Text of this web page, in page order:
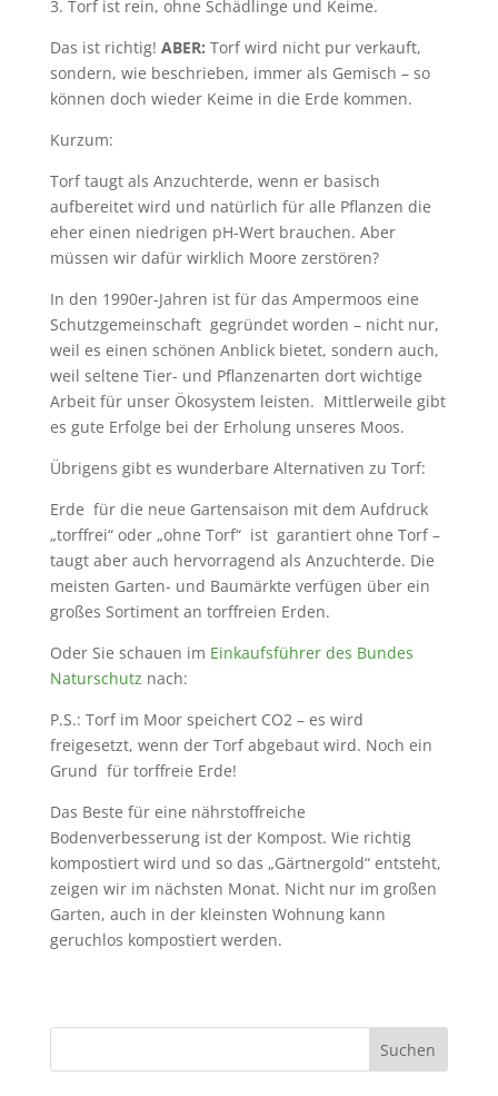
3. Torf ist rein, ohne Schädlinge und Keime.
Das ist richtig! ABER: Torf wird nicht pur verkauft,
sondern, wie beschrieben, immer als Gemisch – so
können doch wieder Keime in die Erde kommen.
Kurzum:
Torf taugt als Anzuchterde, wenn er basisch
aufbereitet wird und natürlich für alle Pflanzen die
eher einen niedrigen pH-Wert brauchen. Aber
müssen wir dafür wirklich Moore zerstören?
In den 1990er-Jahren ist für das Ampermoos eine
Schutzgemeinschaft gegründet worden – nicht nur,
weil es einen schönen Anblick bietet, sondern auch,
weil seltene Tier- und Pflanzenarten dort wichtige
Arbeit für unser Ökosystem leisten. Mittlerweile gibt
es gute Erfolge bei der Erholung unseres Moos.
Übrigens gibt es wunderbare Alternativen zu Torf:
Erde für die neue Gartensaison mit dem Aufdruck
„torffrei“ oder „ohne Torf“ ist garantiert ohne Torf –
taugt aber auch hervorragend als Anzuchterde. Die
meisten Garten- und Baumärkte verfügen über ein
großes Sortiment an torffreien Erden.
Oder Sie schauen im Einkaufsführer des Bundes
Naturschutz nach:
P.S.: Torf im Moor speichert CO2 – es wird
freigesetzt, wenn der Torf abgebaut wird. Noch ein
Grund für torffreie Erde!
Das Beste für eine nährstoffreiche
Bodenverbesserung ist der Kompost. Wie richtig
kompostiert wird und so das „Gärtnergold“ entsteht,
zeigen wir im nächsten Monat. Nicht nur im großen
Garten, auch in der kleinsten Wohnung kann
geruchlos kompostiert werden.